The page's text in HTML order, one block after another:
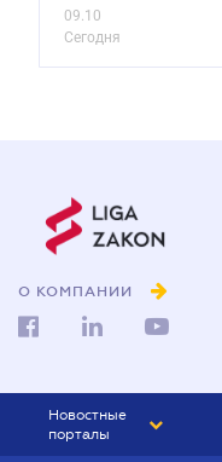
09.10
Сегодня
О КОМПАНИИ
Новостные
порталы